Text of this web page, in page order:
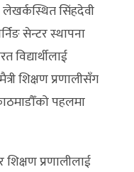
सिंहदेवी
सेन्टर स्थापना
विद्यार्थीलाई
शिक्षण प्रणालीसँग
पहलमा
प्रणालीलाई